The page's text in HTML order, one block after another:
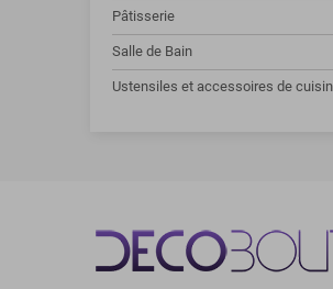
Pâtisserie
Salle de Bain
Ustensiles et accessoires de